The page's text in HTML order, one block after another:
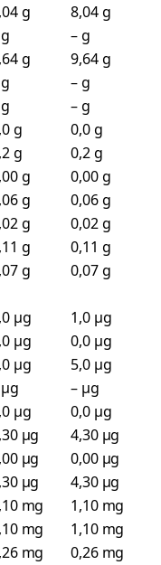
g
8,04 g
– g
g
9,64 g
– g
– g
g
0,0 g
g
0,2 g
g
0,00 g
g
0,06 g
g
0,02 g
g
0,11 g
g
0,07 g
µg
1,0 µg
µg
0,0 µg
µg
5,0 µg
– µg
µg
0,0 µg
µg
4,30 µg
µg
0,00 µg
µg
4,30 µg
mg
1,10 mg
mg
1,10 mg
mg
0,26 mg